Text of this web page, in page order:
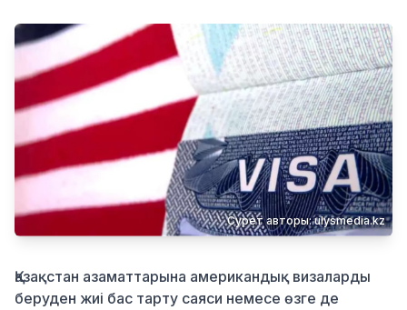
Спорт
Ауа райы
Денсаулық
Бизнес
Қылмыс
Сурет авторы: ulysmedia.kz
Қазақстан азаматтарына американдық визаларды
беруден жиі бас тарту саяси немесе өзге де